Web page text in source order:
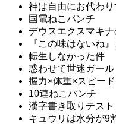
神は自由にお代わり
国電ねこパンチ
デウスエクスマキ
『この味はないね
転生しなかった件
惑わせて世迷ガール
握力×体重×スピー
10連ねこパンチ
漢字書き取りテス
キュウリは水分が9